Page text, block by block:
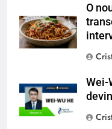
O
Wei-